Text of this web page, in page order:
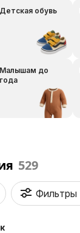
Детская обувь
Малышам до
года
529
Фильтры